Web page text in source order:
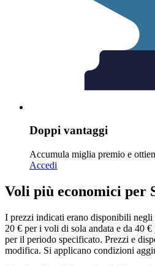
Doppi vantaggi
Accumula miglia premio e
Accedi
Voli più economici per
I prezzi indicati erano disponibili
20 € per i voli di sola andata e da 40
per il periodo specificato. Prezzi e
modifica. Si applicano condizioni